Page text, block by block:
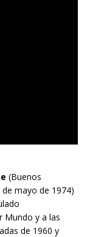
(Buenos
mayo de 1974)
Mundo y a las
de 1960 y